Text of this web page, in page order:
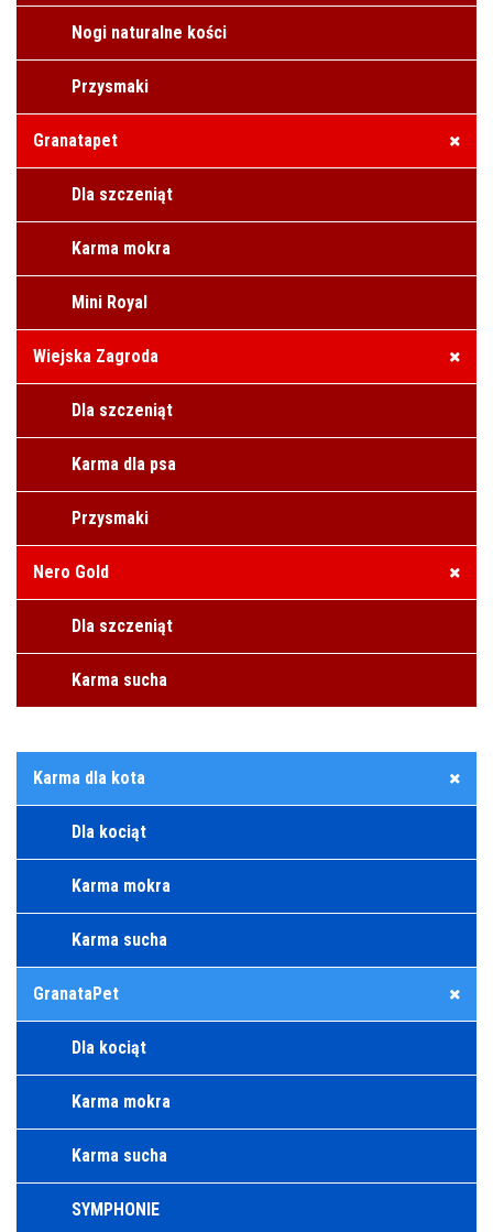
Nogi naturalne kości
Przysmaki
Granatapet
Dla szczeniąt
Karma mokra
Mini Royal
Wiejska Zagroda
Dla szczeniąt
Karma dla psa
Przysmaki
Nero Gold
Dla szczeniąt
Karma sucha
Karma dla kota
Dla kociąt
Karma mokra
Karma sucha
GranataPet
Dla kociąt
Karma mokra
Karma sucha
SYMPHONIE